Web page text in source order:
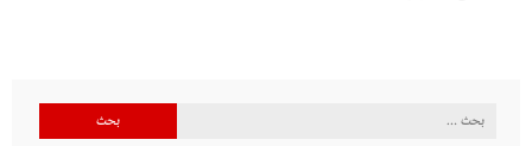
البحث